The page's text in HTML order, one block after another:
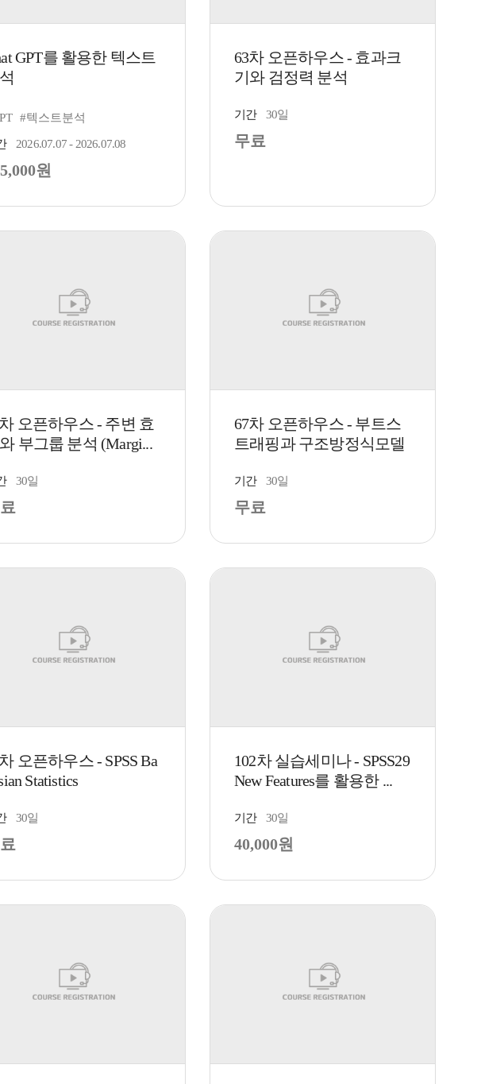
GPT를 활용한 텍스트
#텍스트분석
2026.07.07 - 2026.07.08
원
63차 오픈하우스 - 효과크
기와 검정력 분석
기간 30일
무료
오픈하우스 - 주변 효
부그룹 분석 (Margi...
30일
67차 오픈하우스 - 부트스
트래핑과 구조방정식모델
기간 30일
무료
오픈하우스 - SPSS Ba
Statistics
30일
102차 실습세미나 - SPSS29
New Features를 활용한 ...
기간 30일
40,000원